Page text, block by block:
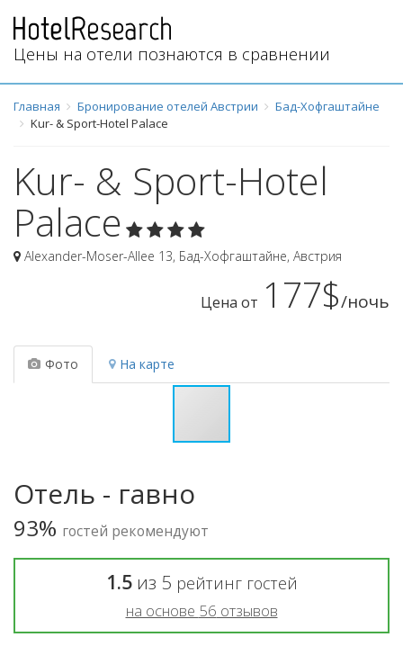
Цены на отели познаются в сравнении
Главная Бронирование отелей Австрии
Бад-Хофгаштайне
Kur- & Sport-Hotel Palace
Kur- & Sport-Hotel
Palace
Alexander-Moser-Allee 13, Бад-Хофгаштайне, Австрия
Цена от 177$/ночь
Фото На карте
Отель - гавно
93% гостей рекомендуют
1.5из 5 рейтинг гостей
на основе 56 отзывов